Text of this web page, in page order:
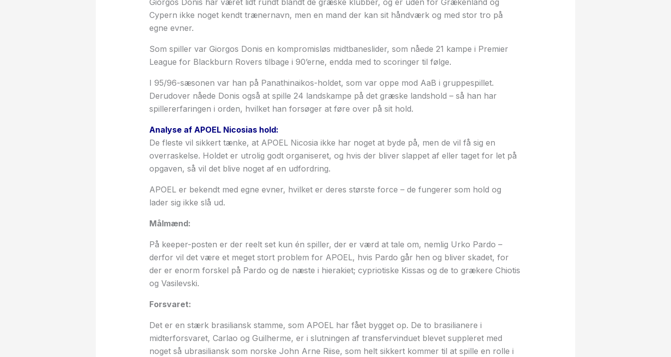
Giorgos Donis har været lidt rundt blandt de græske klubber, og er uden for Grækenland og
Cypern ikke noget kendt trænernavn, men en mand der kan sit håndværk og med stor tro på
egne evner.
Som spiller var Giorgos Donis en kompromisløs midtbaneslider, som nåede 21 kampe i Premier
League for Blackburn Rovers tilbage i 90’erne, endda med to scoringer til følge.
I 95/96-sæsonen var han på Panathinaikos-holdet, som var oppe mod AaB i gruppespillet.
Derudover nåede Donis også at spille 24 landskampe på det græske landshold – så han har
spillererfaringen i orden, hvilket han forsøger at føre over på sit hold.
Analyse af APOEL Nicosias hold:
De fleste vil sikkert tænke, at APOEL Nicosia ikke har noget at byde på, men de vil få sig en
overraskelse. Holdet er utrolig godt organiseret, og hvis der bliver slappet af eller taget for let på
opgaven, så vil det blive noget af en udfordring.
APOEL er bekendt med egne evner, hvilket er deres største force – de fungerer som hold og
lader sig ikke slå ud.
Målmænd:
På keeper-posten er der reelt set kun én spiller, der er værd at tale om, nemlig Urko Pardo –
derfor vil det være et meget stort problem for APOEL, hvis Pardo går hen og bliver skadet, for
der er enorm forskel på Pardo og de næste i hierakiet; cypriotiske Kissas og de to grækere Chiotis
og Vasilevski.
Forsvaret:
Det er en stærk brasiliansk stamme, som APOEL har fået bygget op. De to brasilianere i
midterforsvaret, Carlao og Guilherme, er i slutningen af transfervinduet blevet suppleret med
noget så ubrasiliansk som norske John Arne Riise, som helt sikkert kommer til at spille en rolle i